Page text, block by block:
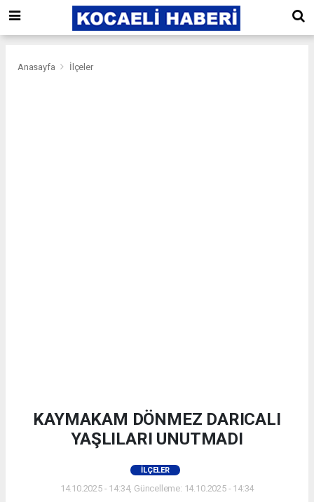
Anasayfa İlçeler
KAYMAKAM DÖNMEZ DARICALI
YAŞLILARI UNUTMADI
İLÇELER
14.10.2025 - 14:34, Güncelleme: 14.10.2025 - 14:34